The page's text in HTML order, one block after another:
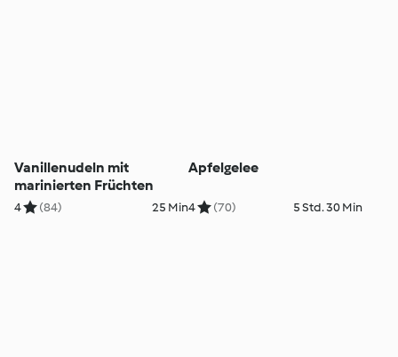
Vanillenudeln mit
marinierten Früchten
4 (84) 25 Min
Apfelgelee
4 (70) 5 Std. 30 Min